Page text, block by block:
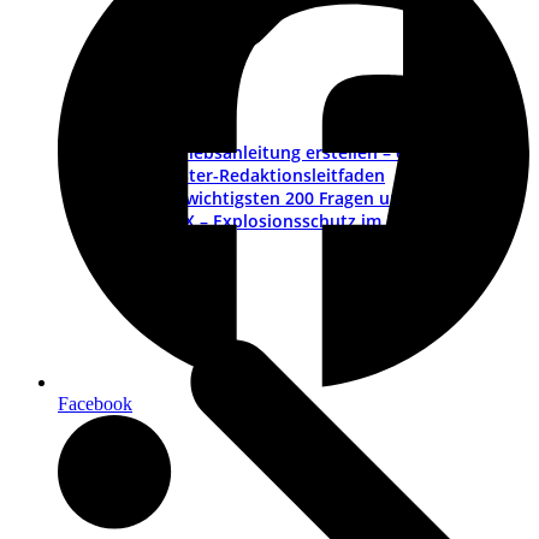
Betriebsanleitung erstellen – ein Leitfaden
Muster-Redaktionsleitfaden
Die wichtigsten 200 Fragen und Antworten
ATEX – Explosionsschutz im Maschinenbau
Facebook